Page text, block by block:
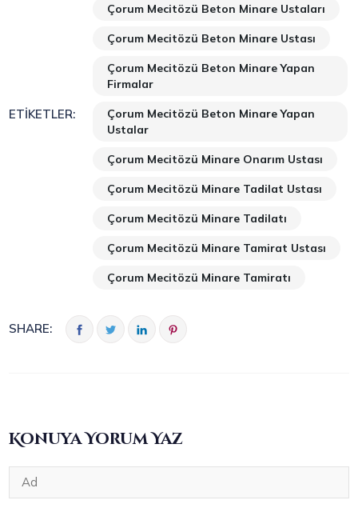
ETIKETLER:
Çorum Mecitözü Beton Minare Ustaları
Çorum Mecitözü Beton Minare Ustası
Çorum Mecitözü Beton Minare Yapan
Firmalar
Çorum Mecitözü Beton Minare Yapan
Ustalar
Çorum Mecitözü Minare Onarım Ustası
Çorum Mecitözü Minare Tadilat Ustası
Çorum Mecitözü Minare Tadilatı
Çorum Mecitözü Minare Tamirat Ustası
Çorum Mecitözü Minare Tamiratı
SHARE:
Konuya Yorum Yaz